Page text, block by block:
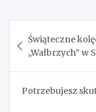
Nawigacja
wpisu
Świąteczne
„Wałbrzych” w
Potrzebujesz